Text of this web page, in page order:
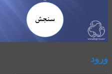
ورود